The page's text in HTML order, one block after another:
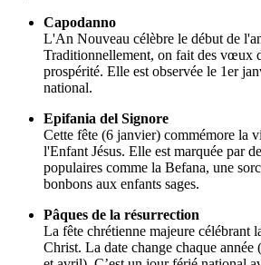
Capodanno
L'An Nouveau célèbre le début de
Traditionnellement, on fait des vœux
prospérité. Elle est observée le 1er
national.
Epifania del Signore
Cette fête (6 janvier) commémore la
l'Enfant Jésus. Elle est marquée par
populaires comme la Befana, une
bonbons aux enfants sages.
Pâques de la résurrection
La fête chrétienne majeure célébrant
Christ. La date change chaque année